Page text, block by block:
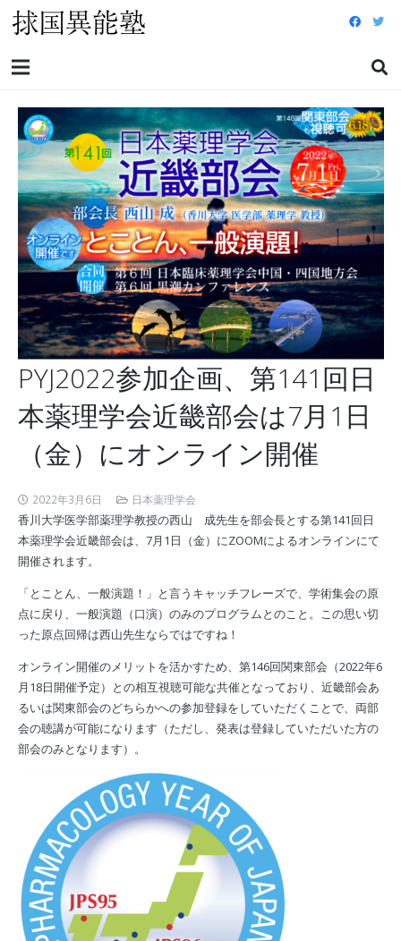
PYJ2022参加企画、第141回日
本薬理学会近畿部会は7月1日
（金）にオンライン開催
2022年3月6日 日本薬理学会
香川大学医学部薬理学教授の西山 成先生を部会長とする第141回日
本薬理学会近畿部会は、7月1日（金）にZOOMによるオンラインにて
開催されます。
「とことん、一般演題！」と言うキャッチフレーズで、学術集会の原
点に戻り、一般演題（口演）のみのプログラムとのこと。この思い切
った原点回帰は西山先生ならではですね！
オンライン開催のメリットを活かすため、第146回関東部会（2022年6
月18日開催予定）との相互視聴可能な共催となっており、近畿部会あ
るいは関東部会のどちらかへの参加登録をしていただくことで、両部
会の聴講が可能になります（ただし、発表は登録していただいた方の
部会のみとなります）。